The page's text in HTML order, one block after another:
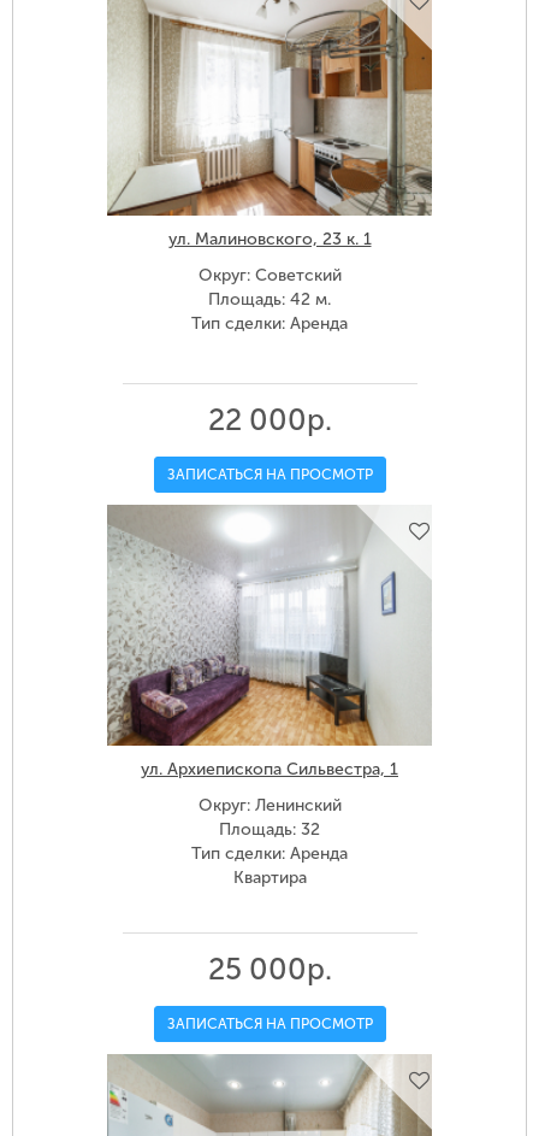
ул. Малиновского, 23 к. 1
Округ: Советский
Площадь: 42 м.
Тип сделки: Аренда
22 000р.
ЗАПИСАТЬСЯ НА ПРОСМОТР
ул. Архиепископа Сильвестра, 1
Округ: Ленинский
Площадь: 32
Тип сделки: Аренда
Квартира
25 000р.
ЗАПИСАТЬСЯ НА ПРОСМОТР